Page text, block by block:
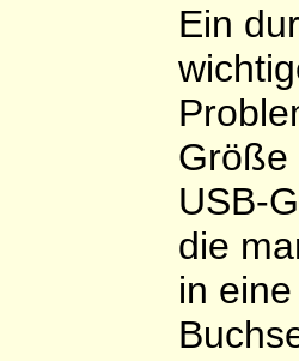
Ein
Größe
USB-
die
in